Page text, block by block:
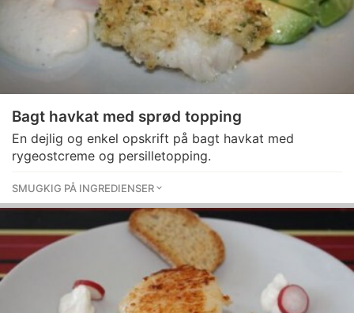
Bagt havkat med sprød topping
En dejlig og enkel opskrift på bagt havkat med
rygeostcreme og persilletopping.
SMUGKIG PÅ INGREDIENSER